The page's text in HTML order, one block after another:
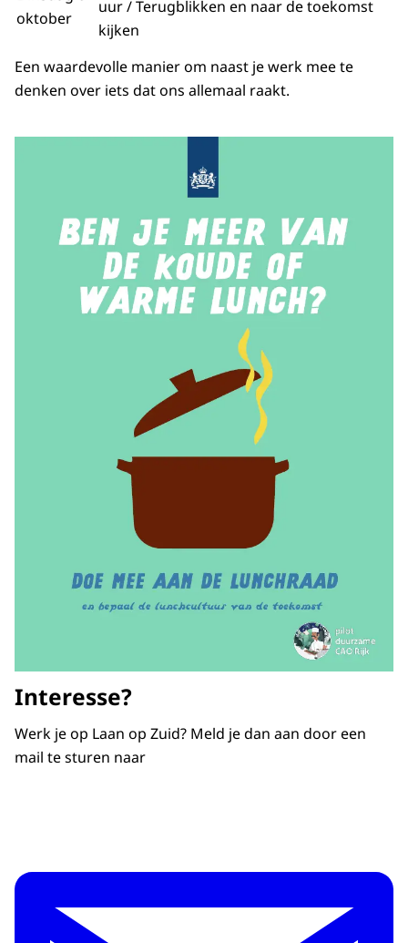
oktober
uur / Terugblikken en naar de toekomst
kijken
Een waardevolle manier om naast je werk mee te
denken over iets dat ons allemaal raakt.
Interesse?
Werk je op Laan op Zuid? Meld je dan aan door een
mail te sturen naar